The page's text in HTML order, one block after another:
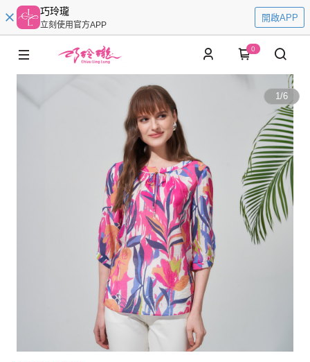
巧玲瓏
立刻使用官方APP
開啟APP
0
1/6